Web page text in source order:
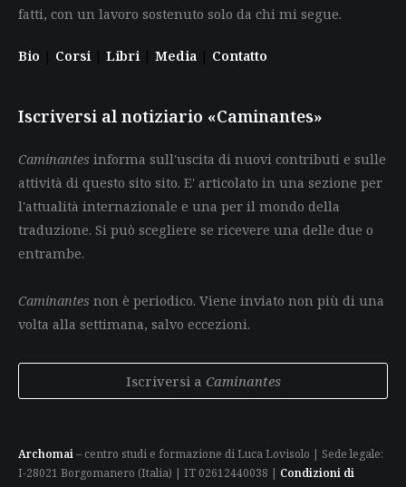
fatti, con un lavoro sostenuto solo da chi mi segue.
Bio | Corsi | Libri | Media | Contatto
Iscriversi al notiziario «Caminantes»
Caminantes informa sull'uscita di nuovi contributi e sulle
attività di questo sito sito. E' articolato in una sezione per
l'attualità internazionale e una per il mondo della
traduzione. Si può scegliere se ricevere una delle due o
entrambe.
Caminantes non è periodico. Viene inviato non più di una
volta alla settimana, salvo eccezioni.
Iscriversi a Caminantes
Archomai– centro studi e formazione di Luca Lovisolo | Sede legale:
I-28021 Borgomanero (Italia) | IT 02612440038 | Condizioni di